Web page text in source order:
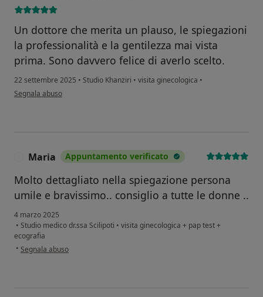
Un dottore che merita un plauso, le spiegazioni
la professionalità e la gentilezza mai vista
prima. Sono davvero felice di averlo scelto.
22 settembre 2025 • Studio Khanziri • visita ginecologica •
secondo l'opinione dell'utente Denaro Salvatrice
Segnala abuso
Maria Appuntamento verificato
Molto dettagliato nella spiegazione persona
umile e bravissimo.. consiglio a tutte le donne ..
4 marzo 2025
• Studio medico dr.ssa Scilipoti • visita ginecologica + pap test +
ecografia
• secondo l'opinione dell'utente Maria
Segnala abuso